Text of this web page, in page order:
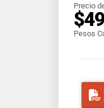
Precio
Pesos